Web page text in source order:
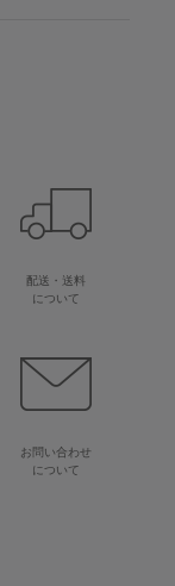
配送・送料
について
お問い合わせ
について